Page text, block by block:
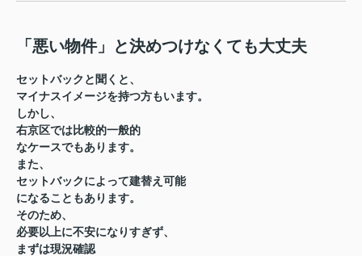
「悪い物件」と決めつけなくても大丈夫
セットバックと聞くと、
マイナスイメージを持つ方もいます。
しかし、
右京区では比較的一般的
なケースでもあります。
また、
セットバックによって建替え可能
になることもあります。
そのため、
必要以上に不安になりすぎず、
まずは現況確認